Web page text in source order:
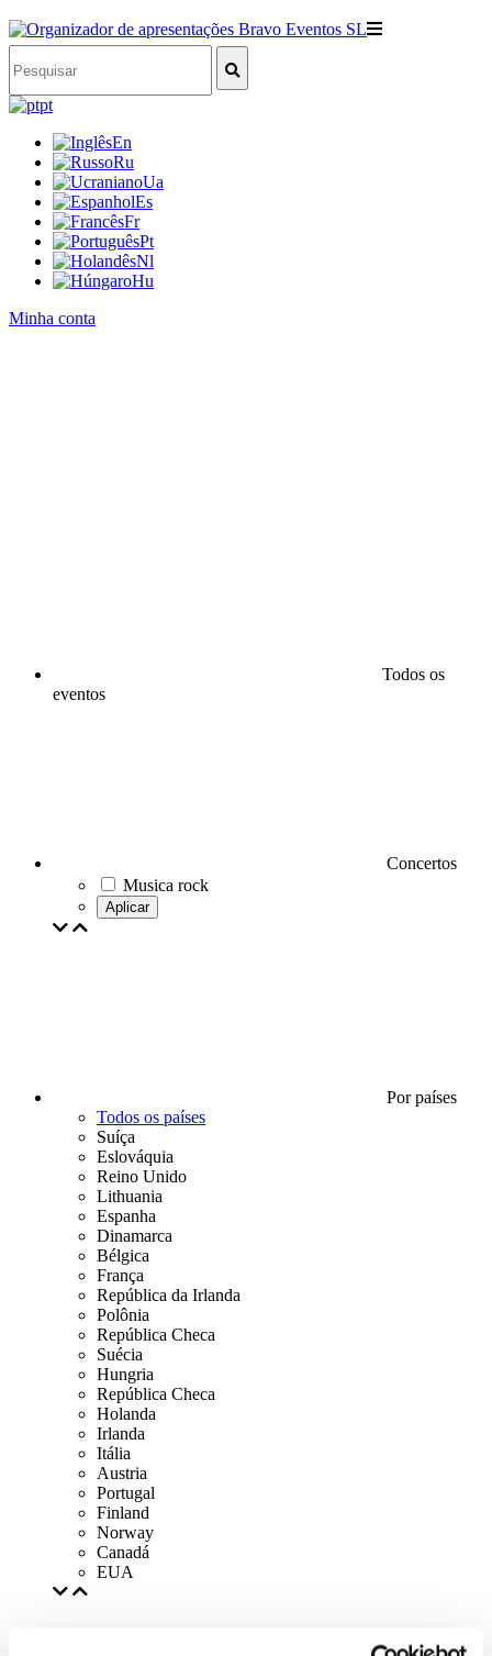
pt
En
Ru
Ua
Es
Fr
Pt
Nl
Hu
Minha conta
Todos os
eventos
Concertos
Musica rock
Aplicar
Por países
Todos os países
Suíça
Eslováquia
Reino Unido
Lithuania
Espanha
Dinamarca
Bélgica
França
República da Irlanda
Polônia
República Checa
Suécia
Hungria
República Checa
Holanda
Irlanda
Itália
Austria
Portugal
Finland
Norway
Canadá
EUA